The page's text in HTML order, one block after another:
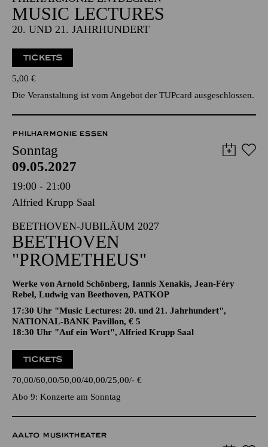
NATIONAL-BANK Pavillon
PHILHARMONIE ENTDECKEN
MUSIC LECTURES
20. UND 21. JAHRHUNDERT
TICKETS
5,00€
Die Veranstaltung ist vom Angebot der TUPcard ausgeschlossen.
PHILHARMONIE ESSEN
Sonntag
09.05.2027
19:00 - 21:00
Alfried Krupp Saal
BEETHOVEN-JUBILÄUM 2027
BEETHOVEN
"PROMETHEUS"
Werke von Arnold Schönberg, Iannis Xenakis, Jean-Féry
Rebel, Ludwig van Beethoven, PATKOP
NATIONAL-BANK Pavillon, € 5
18:30 Uhr "Auf ein Wort", Alfried Krupp Saal
TICKETS
70,00 60,00 50,00 40,00 25,00 -€
Abo 9: Konzerte am Sonntag